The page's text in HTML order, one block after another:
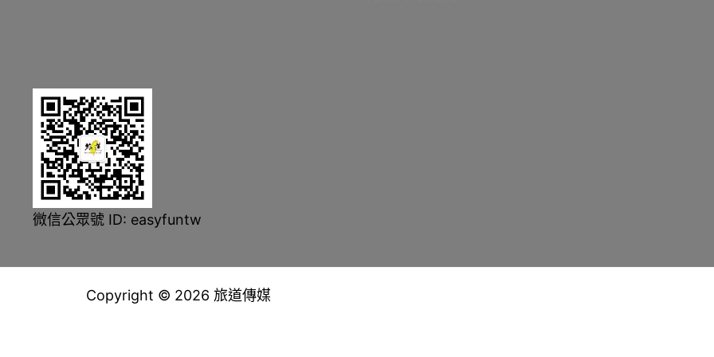
微信公眾號 ID: easyfuntw
Copyright © 2026 旅道傳媒